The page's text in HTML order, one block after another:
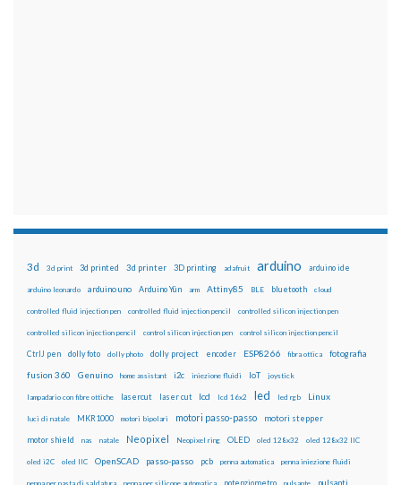
3d 3d print 3d printed 3d printer 3D printing adafruit arduino arduino ide
arduino leonardo arduino uno Arduino Yún arm Attiny85 BLE bluetooth cloud
controlled fluid injection pen controlled fluid injection pencil controlled silicon injection pen
controlled silicon injection pencil control silicon injection pen control silicon injection pencil
CtrlJ pen dolly foto dolly photo dolly project encoder ESP8266 fibra ottica fotografia
fusion 360 Genuino home assistant i2c iniezione fluidi IoT joystick
lampadario con fibre ottiche lasercut laser cut lcd lcd 16x2 led led rgb Linux
luci di natale MKR1000 motori bipolari motori passo-passo motori stepper
motor shield nas natale Neopixel Neopixel ring OLED oled 128x32 oled 128x32 IIC
oled i2C oled IIC OpenSCAD passo-passo pcb penna automatica penna iniezione fluidi
penna per pasta di saldatura penna per silicone automatica potenziometro pulsante pulsanti